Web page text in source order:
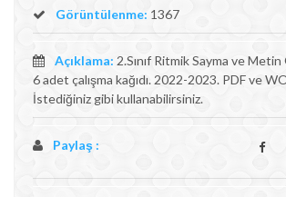
Görüntülenme: 1367
Açıklama: 2.Sınıf Ritmik Sayma ve Metin
6 adet çalışma kağıdı. 2022-2023. PDF ve
İstediğiniz gibi kullanabilirsiniz.
Paylaş :